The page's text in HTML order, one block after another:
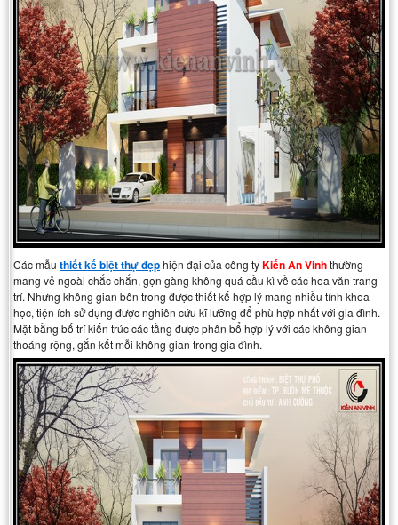
Các mẫu thiết kế biệt thự đẹphiện đại của công tyKiến An Vinhthường
mang vẻ ngoài chắc chắn, gọn gàng không quá cầu kì về các hoa văn trang
trí. Nhưng không gian bên trong được thiết kế hợp lý mang nhiều tính khoa
học, tiện ích sử dụng được nghiên cứu kĩ lưỡng để phù hợp nhất với gia đình.
Mặt bằng bố trí kiến trúc các tầng được phân bổ hợp lý với các không gian
thoáng rộng, gắn kết mỗi không gian trong gia đình.